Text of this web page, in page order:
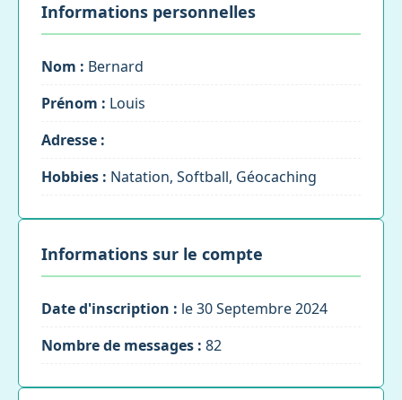
Informations personnelles
Nom : Bernard
Prénom : Louis
Adresse :
Hobbies : Natation, Softball, Géocaching
Informations sur le compte
Date d'inscription : le 30 Septembre 2024
Nombre de messages : 82